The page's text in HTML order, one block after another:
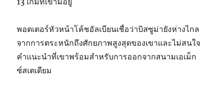
พอตเตอร์หัวหน้าโค้ชอัลเบียนเชื่อว่าบิสซูม่ายังห่างไกล
จากการตระหนักถึงศักยภาพสูงสุดของเขาและไม่สนใจ
คำแนะนำที่เขาพร้อมสำหรับการออกจากสนามเอเม็ก
ซ์สเตเดียม